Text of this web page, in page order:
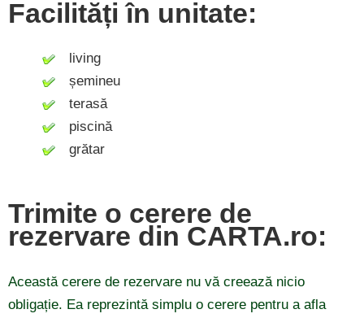
Facilități în unitate:
living
șemineu
terasă
piscină
grătar
Trimite o cerere de
rezervare din CARTA.ro:
Această cerere de rezervare nu vă creează nicio
obligație. Ea reprezintă simplu o cerere pentru a afla